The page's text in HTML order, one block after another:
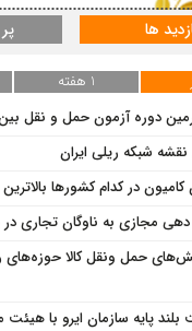
ها
1 هفته
دوره آزمون حمل و نقل بین
شبکه ریلی ایران
کامیون در کدام کشورها بالاترین
مجازی به ناوگان تجاری در
حمل ونقل کالا حوزه‌های
بلند پایه سازمان ایرو با